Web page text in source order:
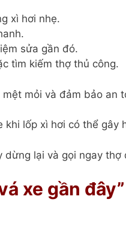
xì hơi nhẹ.
sửa gần đó.
tìm kiếm thợ thủ công.
mỏi và đảm bảo an
lốp xì hơi có thể gây
lại và gọi ngay thợ
xe gần